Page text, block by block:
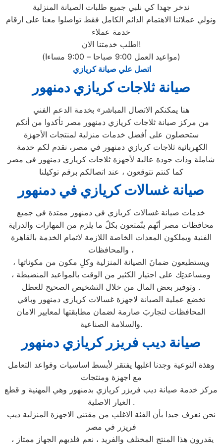
ندخر جهدا كي نلبي جميع طلبات الصيانة المنزلية
ونولي عملائنا الاهتمام الدائم الكامل فقط تواصلوا معنا على ارقام
خدمة عملاء
اطلب خدمتنا الان!
(مواعيد العمل 9:00 صباحا – 9:00 مساءا)
اتصل علي صيانة كريازي
صيانة ثلاجات كريازي دمنهور
هنا يمكنكم الاتصال المباشر» بخدمة الدعم الفني
ستحصلون على أفضل خدمات منزلية لمنتجات الأجهزة
شاملة وذات جودة عالية لأجهزة ثلاجات كريازي دمنهور في مصر
كما كنتم تتوقعون ، عند اتصالكم برقم توكيلنا
صيانة غسالات كريازي في دمنهور
خدمات صيانة غسالات كريازي في دمنهور ممتدة في جميع
محافظات مصر أنّهم يتّمتعون بكلّ ما يلزم من المهارات والدراية
الفنية ويملكون المعدات الخاصة اللازمة لاتمام الخدمة بالقاهرة
والمحافظات ،
ويستطيعون ضمانَ الصيانة المنزلية وكلِ مكون من مكوناتها ،
ومساعدتِك على اجتياز الكثير من الوقت بالمواعيد المنضبطة ،
وتوفير بعض المال من خلال التشخيص الصحيح للعطل .
تخضع عملية الصيانة لاجهزة غسالات كريازي دمنهور وباقي
المحافظات لتجاربَ صارمة لضمان مطابقتها لمعايير الامان
والسلامة الصناعية.
صيانة ديب فريزر كريازي دمنهور
وهذة النوعية وجدنا اغلبها يفتقر لأبسط اساسيات وقواعد التعامل
مع اجهزة ومنتجات
مركز خدمة صيانة ديب فريزر كريازي بدمنهور وهي المهنية و قطع
الغيار الاصلية .
نحن نعرف جيدا بأن الفئة الاغلب من مقتني الاجهزة المنزلية ديب
فريزر في مصر
، يقدرون هذا المنتج المختلف والفريد ، نعم فلديهم الجهاز ممتاز